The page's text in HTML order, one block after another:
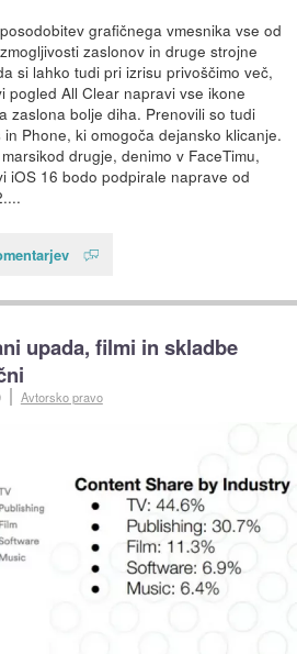
grafičnega vmesnika vse od
zaslonov in druge strojne
si lahko tudi pri izrisu privoščimo več,
pogled All Clear napravi vse ikone
zaslona bolje diha. Prenovili so tudi
Phone, ki omogoča dejansko klicanje.
drugje, denimo v FaceTimu,
iOS 16 bodo podpirale naprave od
upada, filmi in skladbe
Avtorsko pravo